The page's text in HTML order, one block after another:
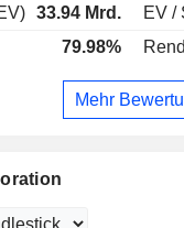
33.94 Mrd. EV /
79.98%
Mehr